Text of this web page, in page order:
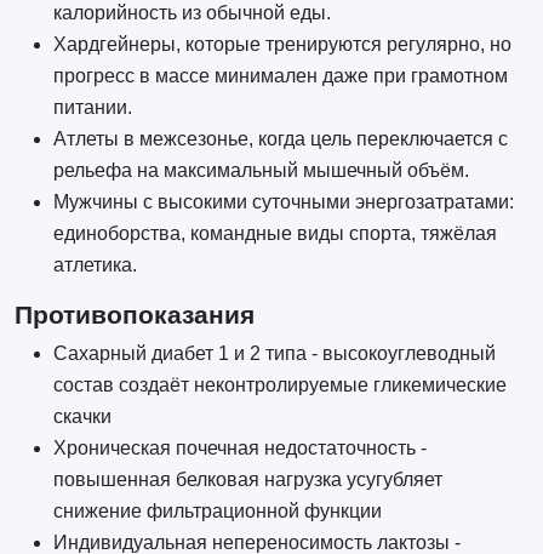
калорийность из обычной еды.
Хардгейнеры, которые тренируются регулярно, но
прогресс в массе минимален даже при грамотном
питании.
Атлеты в межсезонье, когда цель переключается с
рельефа на максимальный мышечный объём.
Мужчины с высокими суточными энергозатратами:
единоборства, командные виды спорта, тяжёлая
атлетика.
Противопоказания
Сахарный диабет 1 и 2 типа - высокоуглеводный
состав создаёт неконтролируемые гликемические
скачки
Хроническая почечная недостаточность -
повышенная белковая нагрузка усугубляет
снижение фильтрационной функции
Индивидуальная непереносимость лактозы -